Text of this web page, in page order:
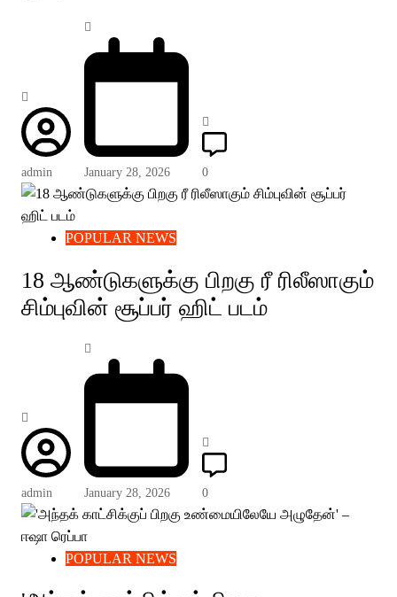
admin January 28, 2026 0
POPULAR NEWS
18 ஆண்டுகளுக்கு பிறகு ரீ ரிலீஸாகும்
சிம்புவின் சூப்பர் ஹிட் படம்
admin January 28, 2026 0
POPULAR NEWS